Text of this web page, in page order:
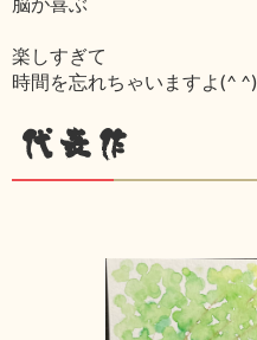
楽しすぎて
時間を忘れちゃいますよ(^ ^)
代表作